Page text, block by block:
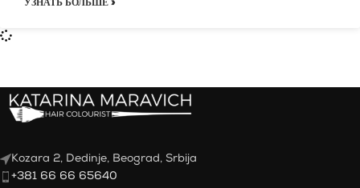
УЗНАТЬ БОЛЬШЕ »
Kozara 2, Dedinje, Beograd, Srbija
+381 66 66 65640